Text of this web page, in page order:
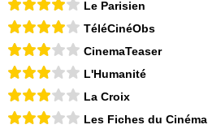
Le Parisien
TéléCinéObs
CinemaTeaser
L'Humanité
La Croix
Les Fiches du Cinéma